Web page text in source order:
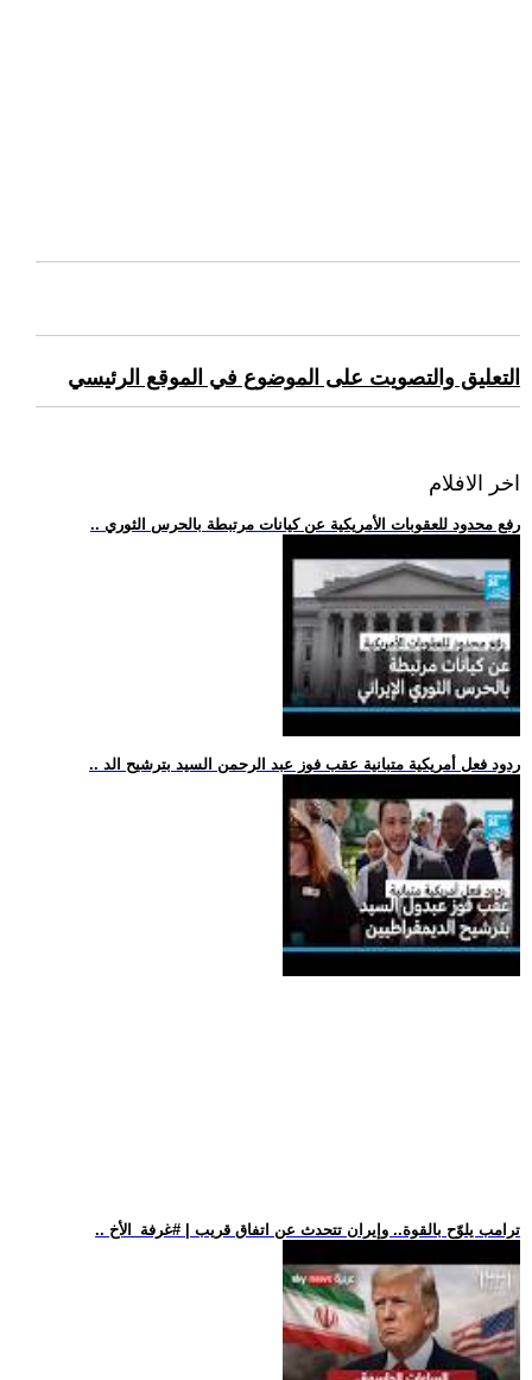
التعليق والتصويت على الموضوع في الموقع الرئيسي
اخر الافلام
.. رفع محدود للعقوبات الأمريكية عن كيانات مرتبطة بالحرس الثوري
.. ردود فعل أمريكية متبانية عقب فوز عبد الرحمن السيد بترشيح الد
.. ترامب يلوّح بالقوة.. وإيران تتحدث عن اتفاق قريب | #غرفة_الأخ